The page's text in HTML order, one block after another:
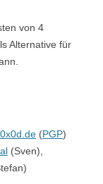
von 4
Alternative für
(PGP)
(Sven),